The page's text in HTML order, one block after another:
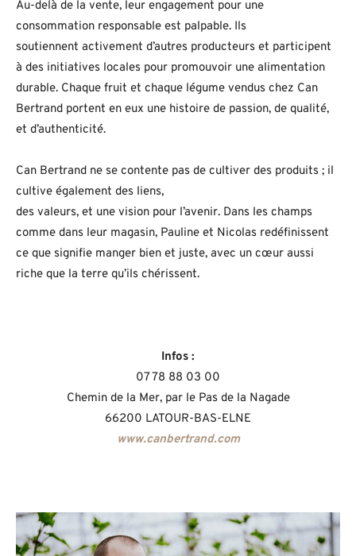
Au-delà de la vente, leur engagement pour une
consommation responsable est palpable. Ils
soutiennent activement d’autres producteurs et participent
à des initiatives locales pour promouvoir une alimentation
durable. Chaque fruit et chaque légume vendus chez Can
Bertrand portent en eux une histoire de passion, de qualité,
et d’authenticité.
Can Bertrand ne se contente pas de cultiver des produits ; il
cultive également des liens,
des valeurs, et une vision pour l’avenir. Dans les champs
comme dans leur magasin, Pauline et Nicolas redéfinissent
ce que signifie manger bien et juste, avec un cœur aussi
riche que la terre qu’ils chérissent.
Infos :
07 78 88 03 00
Chemin de la Mer, par le Pas de la Nagade
66200 LATOUR-BAS-ELNE
www.canbertrand.com